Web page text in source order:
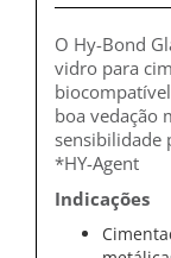
O Hy-Bond
vidro para
boa vedação
sensibilidade
*HY-Agent
Indicações